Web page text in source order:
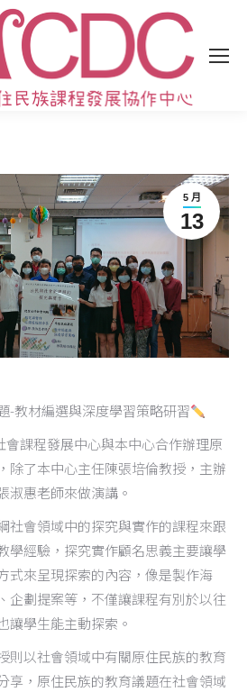
5 月
13
-教材編選與深度學習策略研習
會課程發展中心與本中心合作辦理原
除了本中心主任陳張培倫教授，主辦
淑惠老師來做演講。
社會領域中的探究與實作的課程來跟
學經驗，探究實作顧名思義主要讓學
式來呈現探索的內容，像是製作海
企劃提案等，不僅讓課程有別於以往
讓學生能主動探索。
則以社會領域中有關原住民族的教育
享，原住民族的教育議題在社會領域